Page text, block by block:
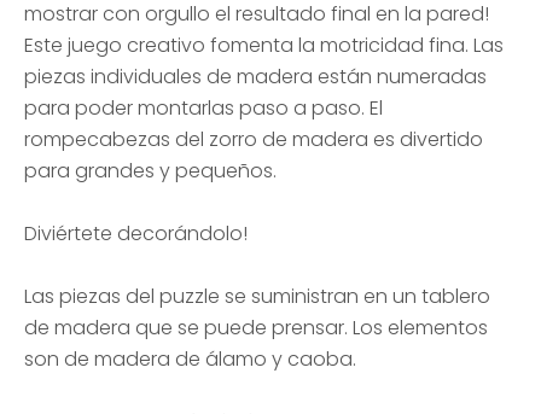
mostrar con orgullo el resultado final en la pared!
Este juego creativo fomenta la motricidad fina. Las
piezas individuales de madera están numeradas
para poder montarlas paso a paso. El
rompecabezas del zorro de madera es divertido
para grandes y pequeños.
Diviértete decorándolo!
Las piezas del puzzle se suministran en un tablero
de madera que se puede prensar. Los elementos
son de madera de álamo y caoba.